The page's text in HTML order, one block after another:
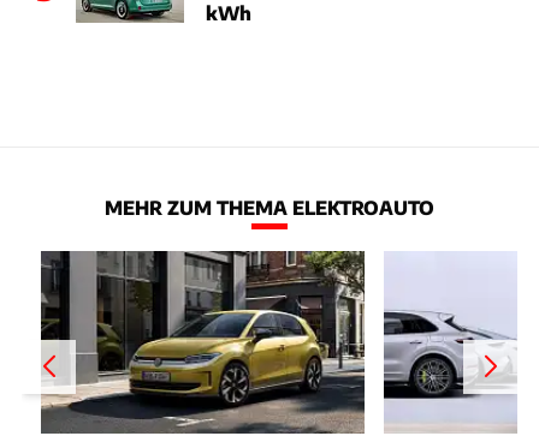
kWh
MEHR ZUM THEMA ELEKTROAUTO